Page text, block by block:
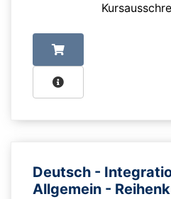
Deutsch -
Allgemein -